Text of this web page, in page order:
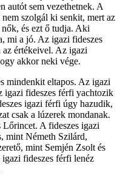
autót sem vezethetnek. A
szolgál ki senkit, mert az
és ezt ő tudja. Aki
mi a jó. Az igazi fideszes
az értékeivel. Az igazi
akkor neki vége.
mindenkit eltapos. Az igazi
igazi fideszes férfi yachtozik
igazi férfi úgy hazudik,
csak a lúzerek mondanak.
A fideszes igazi
mint Németh Szilárd,
mint Semjén Zsolt és
fideszes férfi lenéz